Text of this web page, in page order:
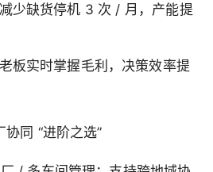
少缺货停机 3 次 / 月，产能提
板实时掌握毛利，决策效率提
同 “进阶之选”